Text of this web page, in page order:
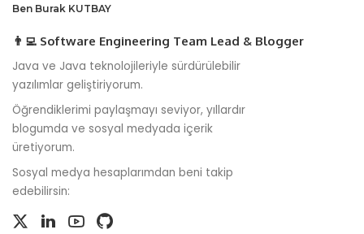
Ben Burak KUTBAY
👨‍💻 Software Engineering Team Lead & Blogger
Java ve Java teknolojileriyle sürdürülebilir
yazılımlar geliştiriyorum.
Öğrendiklerimi paylaşmayı seviyor, yıllardır
blogumda ve sosyal medyada içerik
üretiyorum.
Sosyal medya hesaplarımdan beni takip
edebilirsin: